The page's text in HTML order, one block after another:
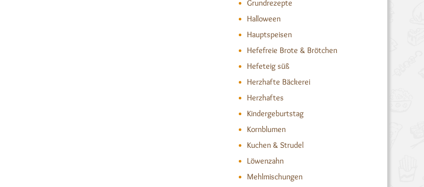
Grundrezepte
Halloween
Hauptspeisen
Hefefreie Brote & Brötchen
Hefeteig süß
Herzhafte Bäckerei
Herzhaftes
Kindergeburtstag
Kornblumen
Kuchen & Strudel
Löwenzahn
Mehlmischungen